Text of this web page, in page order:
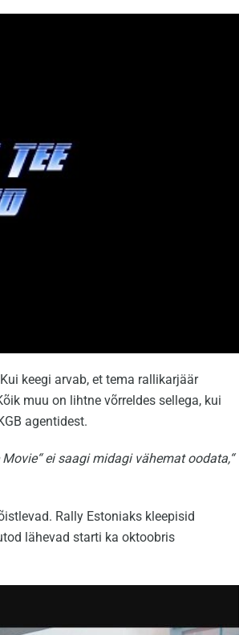
keegi arvab, et tema rallikarjäär
muu on lihtne võrreldes sellega, kui
agentidest.
ei saagi midagi vähemat oodata,“
Rally Estoniaks kleepisid
lähevad starti ka oktoobris